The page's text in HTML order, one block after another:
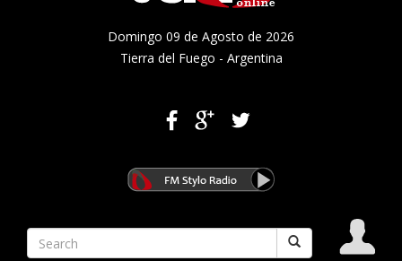
Domingo 09 de Agosto de 2026
Tierra del Fuego - Argentina